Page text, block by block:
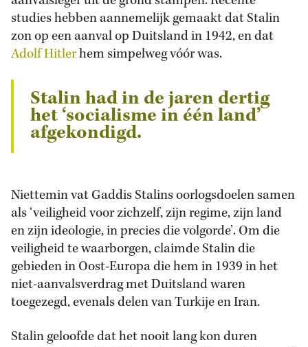
studies hebben aannemelijk gemaakt dat Stalin
zon op een aanval op Duitsland in 1942, en dat
Adolf Hitlerhem simpelweg vóór was.
Stalin had in de jaren dertig
het ‘socialisme in één land’
afgekondigd.
Niettemin vat Gaddis Stalins oorlogsdoelen samen
als ‘veiligheid voor zichzelf, zijn regime, zijn land
en zijn ideologie, in precies die volgorde’. Om die
veiligheid te waarborgen, claimde Stalin die
gebieden in Oost-Europa die hem in 1939 in het
niet-aanvalsverdrag met Duitsland waren
toegezegd, evenals delen van Turkije en Iran.
Stalin geloofde dat het nooit lang kon duren